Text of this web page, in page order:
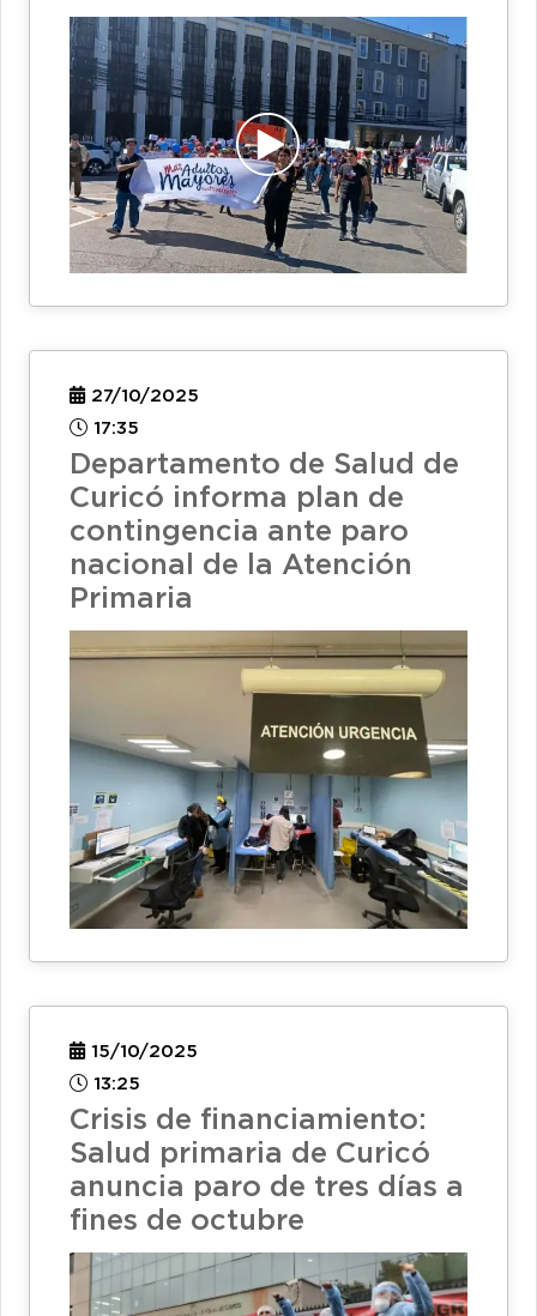
27/10/2025
17:35
Departamento de Salud de
Curicó informa plan de
contingencia ante paro
nacional de la Atención
Primaria
15/10/2025
13:25
Crisis de financiamiento:
Salud primaria de Curicó
anuncia paro de tres días a
fines de octubre